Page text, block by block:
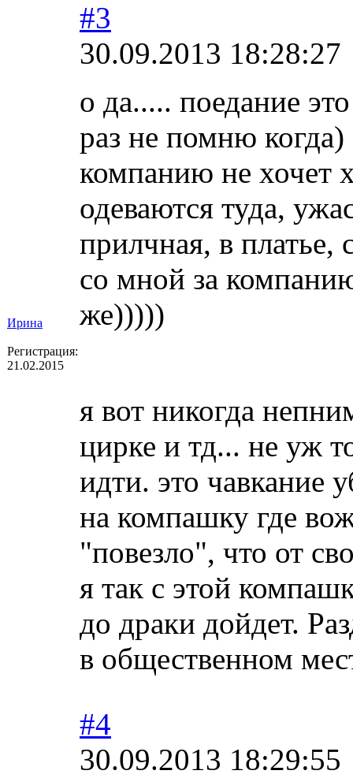
Ирина
Регистрация:
21.02.2015
#3
30.09.2013 18:28:27
о да..... поедание
раз не помню
компанию не хочет
одеваются туда,
прилчная, в платье,
со мной за
же)))))
я вот никогда
цирке и тд... не уж
идти. это чавкание
на компашку где
"повезло", что от
я так с этой
до драки дойдет.
в общественном
#4
30.09.2013 18:29:55